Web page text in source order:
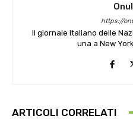
https://
Il giornale Italiano delle
una a New
ARTICOLI CORRELATI